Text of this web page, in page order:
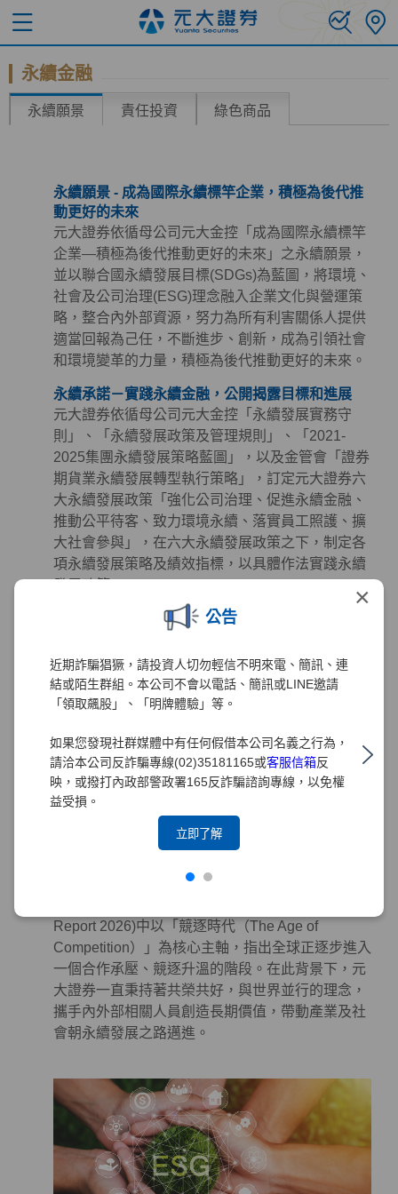
×
公告
近期詐騙猖獗，請投資人切勿輕信不明來電、簡訊、連
結或陌生群組。本公司不會以電話、簡訊或LINE邀請
「領取飆股」、「明牌體驗」等。
如果您發現社群媒體中有任何假借本公司名義之行為，
請洽本公司反詐騙專線(02)35181165或客服信箱反
映，或撥打內政部警政署165反詐騙諮詢專線，以免權
益受損。
立即了解
永續金融
永續願景 責任投資 綠色商品
永續願景 - 成為國際永續標竿企業，積極為後代推
動更好的未來
元大證券依循母公司元大金控「成為國際永續標竿
企業—積極為後代推動更好的未來」之永續願景，
並以聯合國永續發展目標(SDGs)為藍圖，將環境、
社會及公司治理(ESG)理念融入企業文化與營運策
略，整合內外部資源，努力為所有利害關係人提供
適當回報為己任，不斷進步、創新，成為引領社會
和環境變革的力量，積極為後代推動更好的未來。
永續承諾－實踐永續金融，公開揭露目標和進展
元大證券依循母公司元大金控「永續發展實務守
則」、「永續發展政策及管理規則」、「2021-
2025集團永續發展策略藍圖」，以及金管會「證券
期貨業永續發展轉型執行策略」，訂定元大證券六
大永續發展政策「強化公司治理、促進永續金融、
推動公平待客、致力環境永續、落實員工照護、擴
大社會參與」，在六大永續發展政策之下，制定各
項永續發展策略及績效指標，以具體作法實踐永續
永續金融 - 掌握先機、創造財富、誠信服務、保障
元大證券致力於提供投資人創新與高品質的金融服
務且從未懈怠，多年來秉持著「掌握先機、創造財
富、誠信服務、保障權益」的經營理念努力，在深
司治理、客戶權益、員工照護、環境永續及社會公
益等領域的正向發展。元大證券同時正視氣候及社
會變遷帶來的風險、機會與挑戰，透過長期規劃並
系統性地投入永續作為於金融商品及服務，以對社
會及環境產生正面影響。
世界經濟論壇（World Economic Forum, WEF）發
Report 2026)中以「競逐時代（The Age of
Competition）」為核心主軸，指出全球正逐步進入
一個合作承壓、競逐升溫的階段。在此背景下，元
大證券一直秉持著共榮共好，與世界並行的理念，
攜手內外部相關人員創造長期價值，帶動產業及社
會朝永續發展之路邁進。